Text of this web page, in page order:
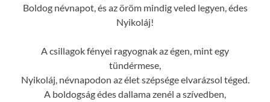
Boldog névnapot, és az öröm mindig veled legyen, édes
Nyikoláj!
A csillagok fényei ragyognak az égen, mint egy
tündérmese,
Nyikoláj, névnapodon az élet szépsége elvarázsol téged.
A boldogság édes dallama zenél a szívedben,